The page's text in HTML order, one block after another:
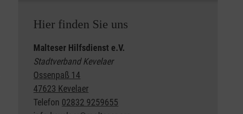
Hier finden Sie uns
Malteser Hilfsdienst e.V.
Stadtverband Kevelaer
Ossenpaß 14
47623 Kevelaer
Telefon 02832 9259655